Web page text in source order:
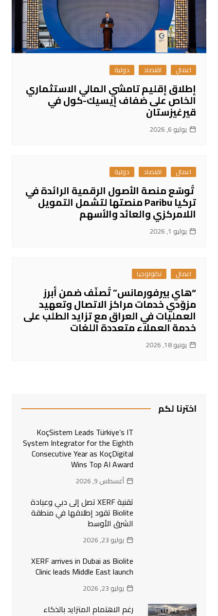
اعمال اقتصاد دولية
إطلاق إقليم تامشي المالي الاستثماري
الخاص على ضفاف إيسيك-كول في
قيرغيزستان
يوليو 6, 2026
اعمال اقتصاد دولية
تُوسّع منصة الأصول الرقمية الرائدة في
تركيا Paribu منصتها لتشمل التمويل
اللامركزي والعائد والأسهم
يوليو 1, 2026
اعمال تكنولوجيا
“هاي بيرفورمانس” تُصنّف ضمن أبرز
مزوّدي خدمات مراكز الاتصال وتعهيد
العمليات في العراق مع تزايد الطلب على
خدمة العملاء متعددة اللغات
يونيو 18, 2026
اخترنا لكم
KoçSistem Leads Türkiye’s IT
System Integrator for the Eighth
Consecutive Year as KoçDigital
Wins Top AI Award
أغسطس 9, 2026
تقنية XERF تصل إلى دبي وعيادة
Biolite تقود إطلاقها في منطقة
الشرق الأوسط
يوليو 23, 2026
XERF arrives in Dubai as Biolite
Clinic leads Middle East launch
يوليو 23, 2026
رغم الاهتمام المتزايد بالذكاء